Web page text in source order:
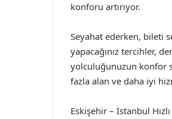
konforu artırıyor.
Seyahat ederken, bileti
yapacağınız tercihler,
yolculuğunuzun konfor
fazla alan ve daha iyi
Eskişehir – İstanbul